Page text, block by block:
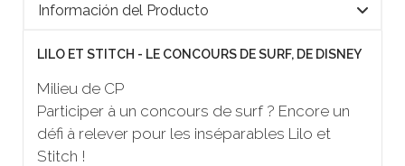
Información del Producto
LILO ET STITCH - LE CONCOURS DE SURF, DE DISNEY
Milieu de CP
Participer à un concours de surf ? Encore un
défi à relever pour les inséparables Lilo et
Stitch !